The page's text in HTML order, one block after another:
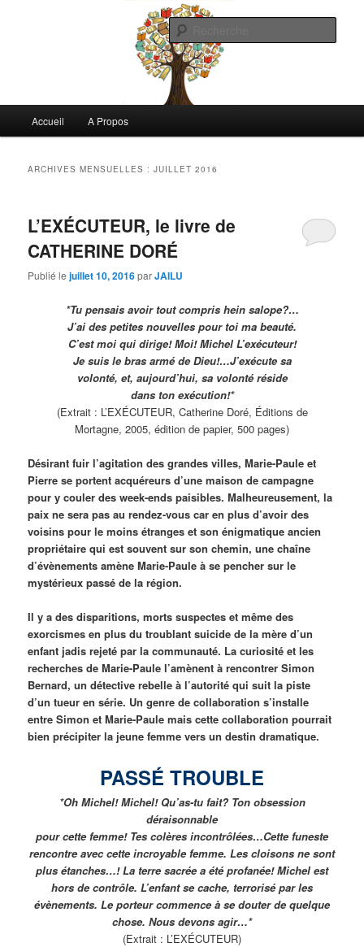
Commentaires littéraires en tout genre
principal
Accueil A Propos
ARCHIVES MENSUELLES :JUILLET 2016
L’EXÉCUTEUR, le livre de
CATHERINE DORÉ
Publié lejuillet 10, 2016parJAILU
*Tu pensais avoir tout compris hein salope?…
J’ai des petites nouvelles pour toi ma beauté.
C’est moi qui dirige! Moi! Michel L’exécuteur!
Je suis le bras armé de Dieu!…J’exécute sa
volonté, et, aujourd’hui, sa volonté réside
dans ton exécution!*
(Extrait : L’EXÉCUTEUR, Catherine Doré, Éditions de
Mortagne, 2005, édition de papier, 500 pages)
Désirant fuir l’agitation des grandes villes, Marie-Paule et
Pierre se portent acquéreurs d’une maison de campagne
pour y couler des week-ends paisibles. Malheureusement, la
paix ne sera pas au rendez-vous car en plus d’avoir des
voisins pour le moins étranges et son énigmatique ancien
propriétaire qui est souvent sur son chemin, une chaîne
d’évènements amène Marie-Paule à se pencher sur le
mystérieux passé de la région.
Il y a des disparitions, morts suspectes et même des
exorcismes en plus du troublant suicide de la mère d’un
enfant jadis rejeté par la communauté. La curiosité et les
recherches de Marie-Paule l’amènent à rencontrer Simon
Bernard, un détective rebelle à l’autorité qui suit la piste
d’un tueur en série. Un genre de collaboration s’installe
entre Simon et Marie-Paule mais cette collaboration pourrait
bien précipiter la jeune femme vers un destin dramatique.
PASSÉ TROUBLE
*Oh Michel! Michel! Qu’as-tu fait? Ton obsession
déraisonnable
pour cette femme! Tes colères incontrôlées…Cette funeste
rencontre avec cette incroyable femme. Les cloisons ne sont
plus étanches…! La terre sacrée a été profanée! Michel est
hors de contrôle. L’enfant se cache, terrorisé par les
évènements. Le porteur commence à se douter de quelque
chose. Nous devons agir…*
(Extrait : L’EXÉCUTEUR)